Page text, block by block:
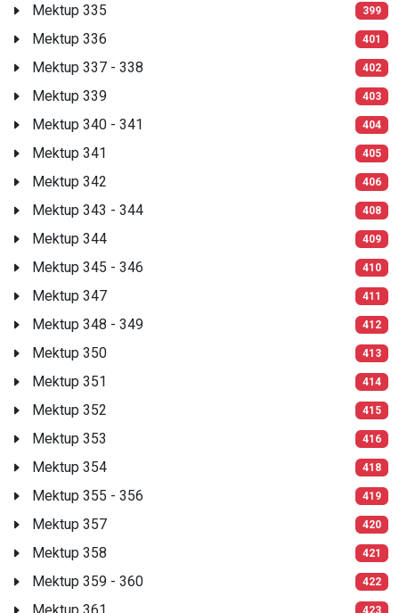
Mektup 335 399
Mektup 336 401
Mektup 337 - 338 402
Mektup 339 403
Mektup 340 - 341 404
Mektup 341 405
Mektup 342 406
Mektup 343 - 344 408
Mektup 344 409
Mektup 345 - 346 410
Mektup 347 411
Mektup 348 - 349 412
Mektup 350 413
Mektup 351 414
Mektup 352 415
Mektup 353 416
Mektup 354 418
Mektup 355 - 356 419
Mektup 357 420
Mektup 358 421
Mektup 359 - 360 422
423